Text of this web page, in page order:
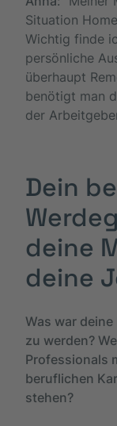
Situation
Wichtig finde
persönliche
überhaupt
benötigt man
der
Dein
deine
deine
Was war
zu werden?
Professionals
beruflichen
stehen?